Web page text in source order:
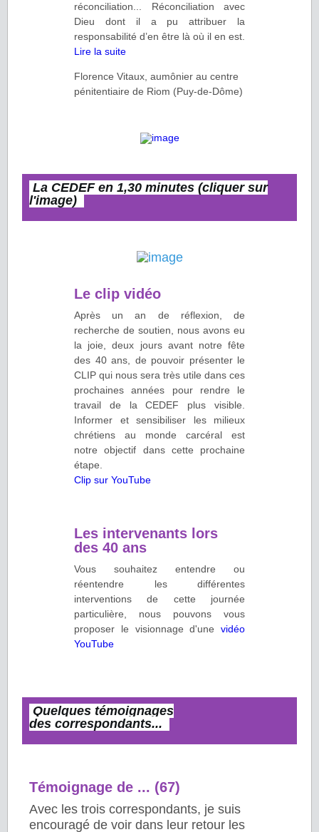
réconciliation... Réconciliation avec
Dieu dont il a pu attribuer la
responsabilité d’en être là où il en est.
Lire la suite
Florence Vitaux, aumônier au centre
pénitentiaire de Riom (Puy-de-Dôme)
La CEDEF en 1,30 minutes (cliquer sur
l'image)
Le clip vidéo
Après un an de réflexion, de
recherche de soutien, nous avons eu
la joie, deux jours avant notre fête
des 40 ans, de pouvoir présenter le
CLIP qui nous sera très utile dans ces
prochaines années pour rendre le
travail de la CEDEF plus visible.
Informer et sensibiliser les milieux
chrétiens au monde carcéral est
notre objectif dans cette prochaine
étape.
Clip sur YouTube
Les intervenants lors
des 40 ans
Vous souhaitez entendre ou
réentendre les différentes
interventions de cette journée
particulière, nous pouvons vous
proposer le visionnage d'une vidéo
YouTube
Quelques témoignages
des correspondants...
Témoignage de ... (67)
Avec les trois correspondants, je suis
encouragé de voir dans leur retour les